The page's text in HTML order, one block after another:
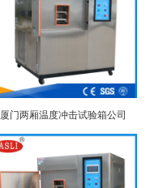
厦门两厢温度冲击试验箱公司